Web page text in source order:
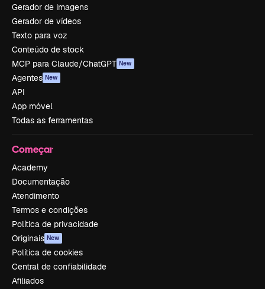
Gerador de imagens
Gerador de vídeos
Texto para voz
Conteúdo de stock
MCP para Claude/ChatGPT New
Agentes New
API
App móvel
Todas as ferramentas
Começar
Academy
Documentação
Atendimento
Termos e condições
Política de privacidade
Originais New
Política de cookies
Central de confiabilidade
Afiliados